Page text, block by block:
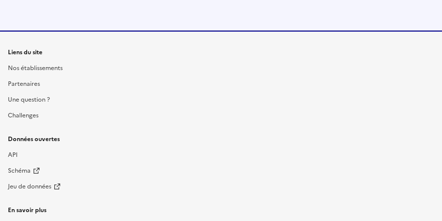
Liens du site
Nos établissements
Partenaires
Une question ?
Challenges
Données ouvertes
API
Schéma
Jeu de données
En savoir plus